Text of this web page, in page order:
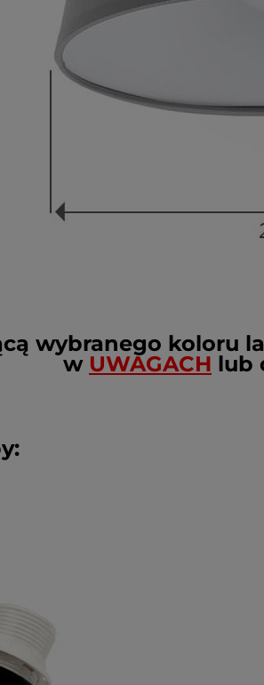
wybranego koloru
w UWAGACH lub